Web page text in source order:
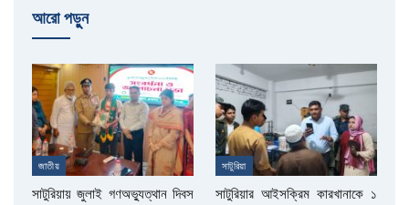
আরো পড়ুুন
জাতীয়
সাটুরিয়ায় জুলাই গণঅভ্যুত্থান দিবস
সাটুরিয়া
সাটুরিয়ার আইসক্রিম কারখানাকে ১